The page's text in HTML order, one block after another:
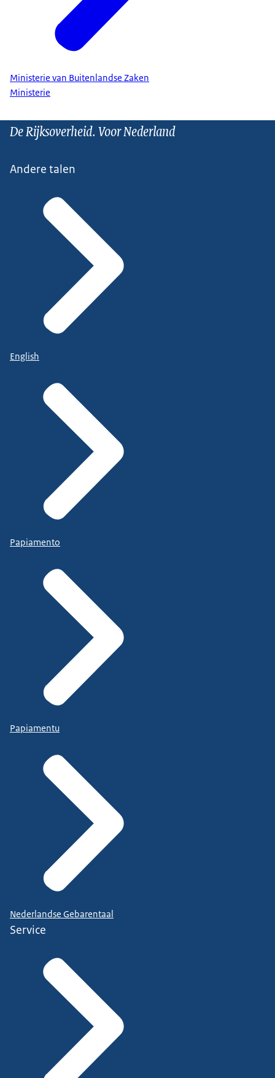
Ministerie van Buitenlandse Zaken
Ministerie
De Rijksoverheid. Voor Nederland
Andere talen
English
Papiamento
Papiamentu
Nederlandse Gebarentaal
Service